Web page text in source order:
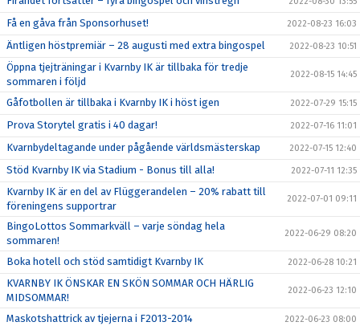
Få en gåva från Sponsorhuset! 2022-08-23 16:03
Äntligen höstpremiär – 28 augusti med extra bingospel 2022-08-23 10:51
Öppna tjejträningar i Kvarnby IK är tillbaka för tredje
sommaren i följd
2022-08-15 14:45
Gåfotbollen är tillbaka i Kvarnby IK i höst igen 2022-07-29 15:15
Prova Storytel gratis i 40 dagar! 2022-07-16 11:01
Kvarnbydeltagande under pågående världsmästerskap 2022-07-15 12:40
Stöd Kvarnby IK via Stadium - Bonus till alla! 2022-07-11 12:35
Kvarnby IK är en del av Flüggerandelen – 20% rabatt till
föreningens supportrar
2022-07-01 09:11
BingoLottos Sommarkväll – varje söndag hela
sommaren!
2022-06-29 08:20
Boka hotell och stöd samtidigt Kvarnby IK 2022-06-28 10:21
KVARNBY IK ÖNSKAR EN SKÖN SOMMAR OCH HÄRLIG
MIDSOMMAR!
2022-06-23 12:10
Maskotshattrick av tjejerna i F2013-2014 2022-06-23 08:00